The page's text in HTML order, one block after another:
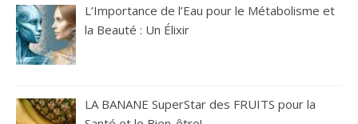
L’Importance de l’Eau pour le Métabolisme et
la Beauté : Un Élixir
LA BANANE SuperStar des FRUITS pour la